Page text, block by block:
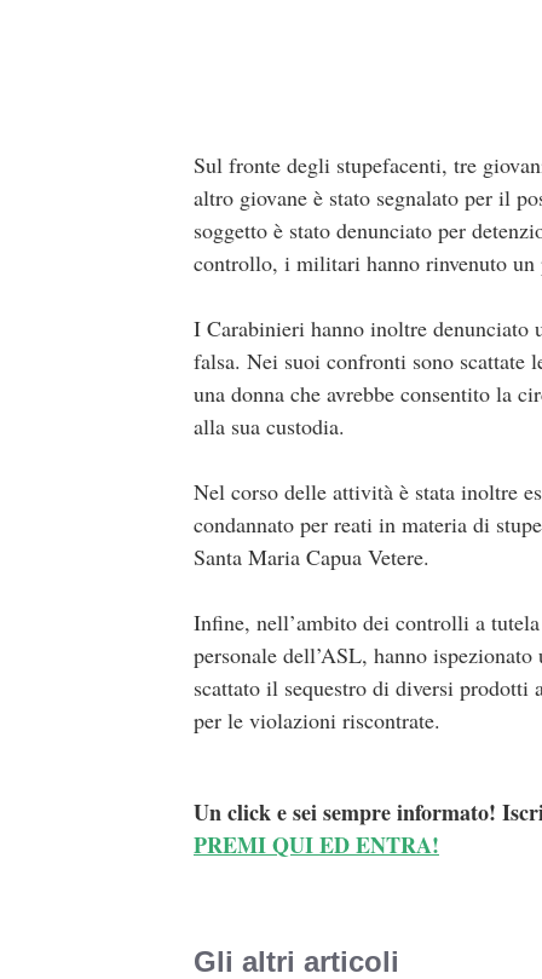
Sul fronte degli stupefacenti, tre
altro giovane è stato segnalato per il
soggetto è stato denunciato per
controllo, i militari hanno rinvenuto un
I Carabinieri hanno inoltre denunciato
falsa. Nei suoi confronti sono scattate
una donna che avrebbe consentito la
alla sua custodia.
Nel corso delle attività è stata inoltre
condannato per reati in materia di
Santa Maria Capua Vetere.
Infine, nell’ambito dei controlli a
personale dell’ASL, hanno
scattato il sequestro di diversi
per le violazioni riscontrate.
Un click e sei sempre informato!
PREMI QUI ED ENTRA!
Gli altri articoli